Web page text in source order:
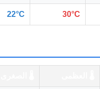
30°C
22°C